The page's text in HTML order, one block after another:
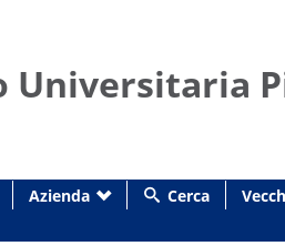
Universitaria
Azienda Cerca